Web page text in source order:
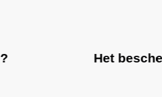
Het beschermen